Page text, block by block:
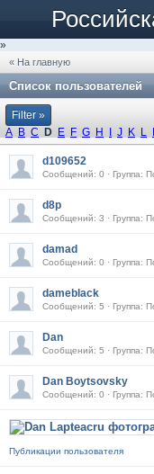
»
« На главную
Список пользователей
Filter »
A B C D E F G H J K L
d109652
Сообщений: 0 · Группа:
d8p
Сообщений: 3 · Группа:
damad
Сообщений: 0 · Группа:
dameblack
Сообщений: 5 · Группа:
Dan
Сообщений: 5 · Группа:
Dan Boytsovsky
Сообщений: 0 · Группа:
Публикации пользователя